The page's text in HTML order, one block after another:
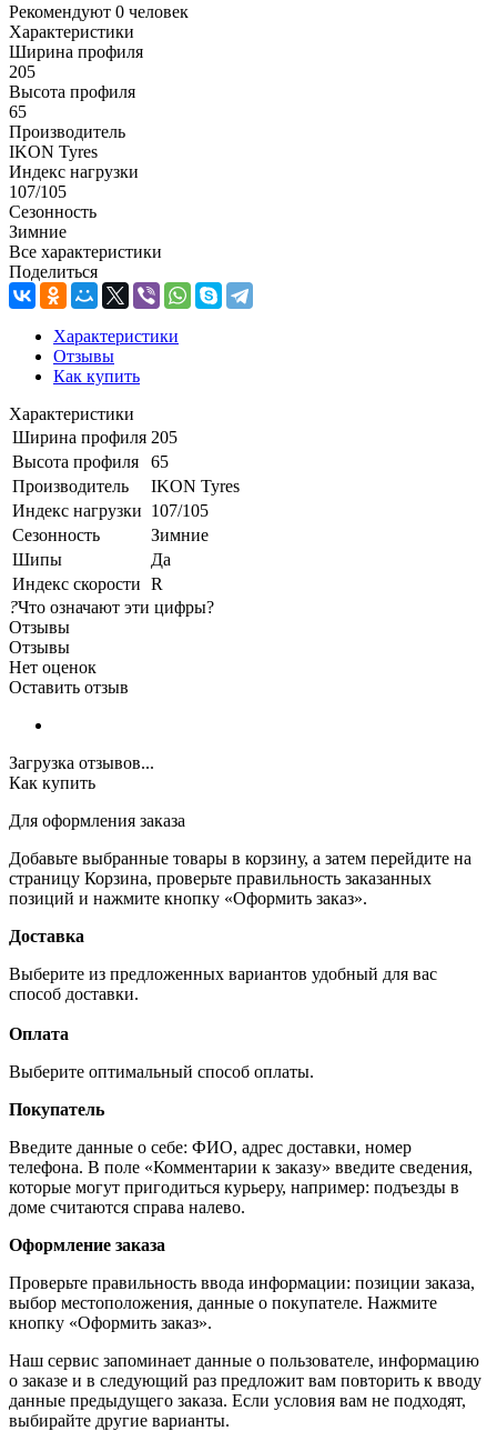
Рекомендуют 0 человек
Характеристики
Ширина профиля
205
Высота профиля
65
Производитель
IKON Tyres
Индекс нагрузки
107/105
Сезонность
Зимние
Все характеристики
Поделиться
Характеристики
Отзывы
Как купить
Характеристики
Ширина профиля 205
Высота профиля
65
Производитель
IKON Tyres
Индекс нагрузки 107/105
Сезонность
Зимние
Шипы
Да
Индекс скорости R
?Что означают эти цифры?
Отзывы
Отзывы
Нет оценок
Оставить отзыв
Загрузка отзывов...
Как купить
Для оформления заказа
Добавьте выбранные товары в корзину, а затем перейдите на
страницу Корзина, проверьте правильность заказанных
позиций и нажмите кнопку «Оформить заказ».
Доставка
Выберите из предложенных вариантов удобный для вас
способ доставки.
Оплата
Выберите оптимальный способ оплаты.
Покупатель
Введите данные о себе: ФИО, адрес доставки, номер
телефона. В поле «Комментарии к заказу» введите сведения,
которые могут пригодиться курьеру, например: подъезды в
доме считаются справа налево.
Оформление заказа
Проверьте правильность ввода информации: позиции заказа,
выбор местоположения, данные о покупателе. Нажмите
кнопку «Оформить заказ».
Наш сервис запоминает данные о пользователе, информацию
о заказе и в следующий раз предложит вам повторить к вводу
данные предыдущего заказа. Если условия вам не подходят,
выбирайте другие варианты.